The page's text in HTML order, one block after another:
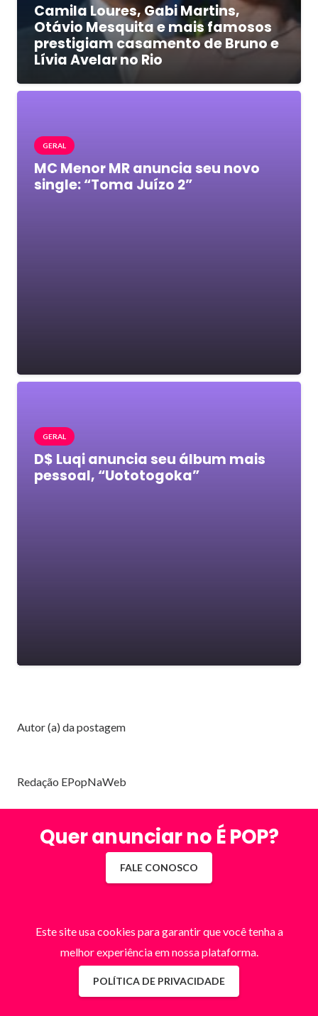
Camila Loures, Gabi Martins,
Otávio Mesquita e mais famosos
prestigiam casamento de Bruno e
Lívia Avelar no Rio
GERAL
MC Menor MR anuncia seu novo
single: “Toma Juízo 2”
GERAL
D$ Luqi anuncia seu álbum mais
pessoal, “Uototogoka”
Autor (a) da postagem
Redação EPopNaWeb
Quer anunciar no É POP?
FALE CONOSCO
Este site usa cookies para garantir que você tenha a
melhor experiência em nossa plataforma.
POLÍTICA DE PRIVACIDADE